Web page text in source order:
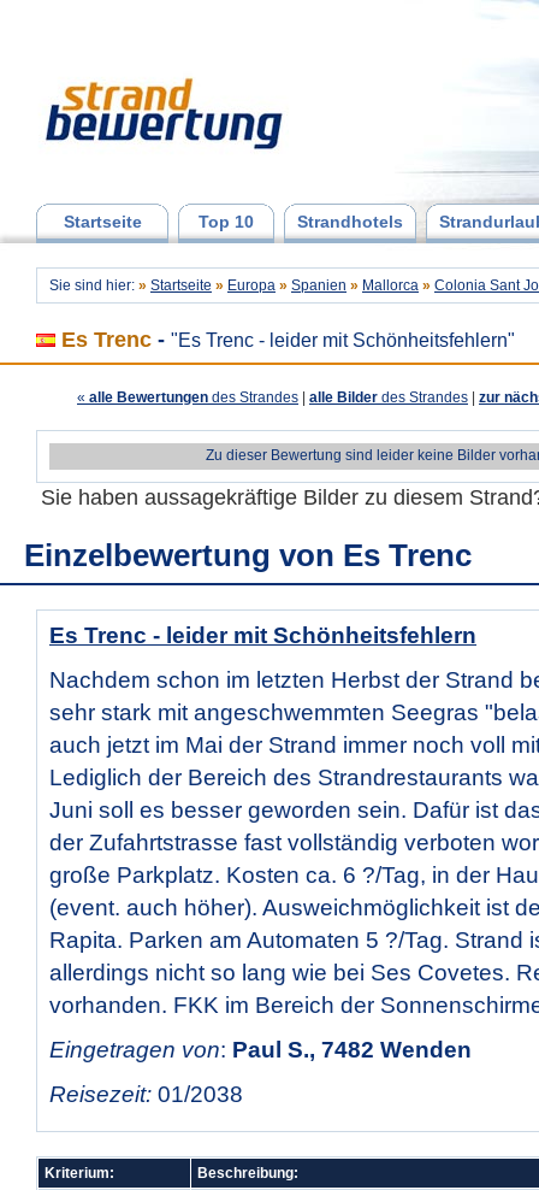
Startseite Top 10 Strandhotels
Sie sind hier: » Startseite » Europa » Spanien » Mallorca » Colonia Sant
Es Trenc - "Es Trenc - leider mit Schönheitsfehlern"
« alle Bewertungen des Strandes alle Bilder des Strandes zur
Zu dieser Bewertung sind leider keine Bilder
Sie haben aussagekräftige Bilder zu diesem
Einzelbewertung von Es Trenc
Es Trenc - leider mit Schönheitsfehlern
Nachdem schon im letzten Herbst der Strand
sehr stark mit angeschwemmten Seegras
auch jetzt im Mai der Strand immer noch voll
Lediglich der Bereich des Strandrestaurants
Juni soll es besser geworden sein. Dafür ist
der Zufahrtstrasse fast vollständig verboten
große Parkplatz. Kosten ca. 6 ?/Tag, in der
(event. auch höher). Ausweichmöglichkeit ist
Rapita. Parken am Automaten 5 ?/Tag. Strand
allerdings nicht so lang wie bei Ses Covetes.
vorhanden. FKK im Bereich der
Eingetragen von: Paul S., 7482 Wenden
Reisezeit: 01/2038
Kriterium: Beschreibung: